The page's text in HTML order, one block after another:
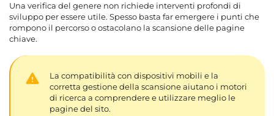
Una verifica del genere non richiede interventi profondi di
sviluppo per essere utile. Spesso basta far emergere i punti che
rompono il percorso o ostacolano la scansione delle pagine
chiave.
La compatibilità con dispositivi mobili e la
corretta gestione della scansione aiutano i motori
di ricerca a comprendere e utilizzare meglio le
pagine del sito.